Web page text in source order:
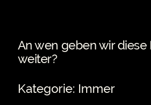
An wen geben wir diese
weiter?
Kategorie: Immer